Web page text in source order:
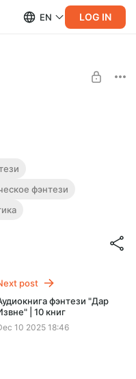
EN LOG IN
фэнтези
post
фэнтези "Дар
| 10 книг
10 2025 18:46